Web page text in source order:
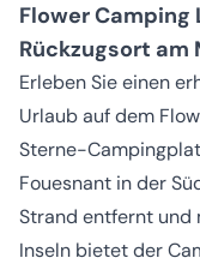
Flower Camping
Rückzugsort am
Erleben Sie einen
Urlaub auf dem
Sterne-
Fouesnant in der
Strand entfernt und
Inseln bietet der